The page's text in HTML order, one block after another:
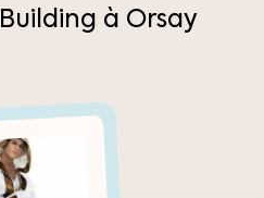
Building à Orsay